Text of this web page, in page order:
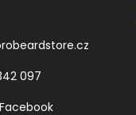
097